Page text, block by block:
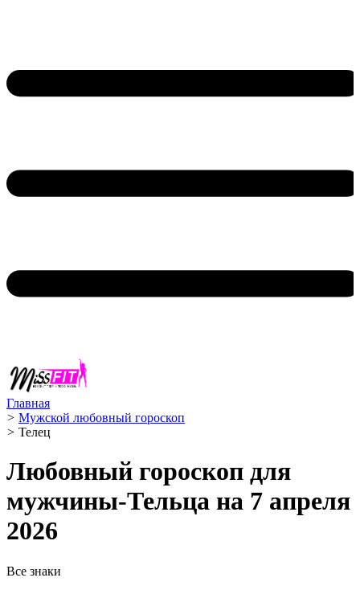
Главная
> Мужской любовный гороскоп
> Телец ️
Любовный гороскоп для
мужчины-Тельца на 7 апреля
2026
Все знаки